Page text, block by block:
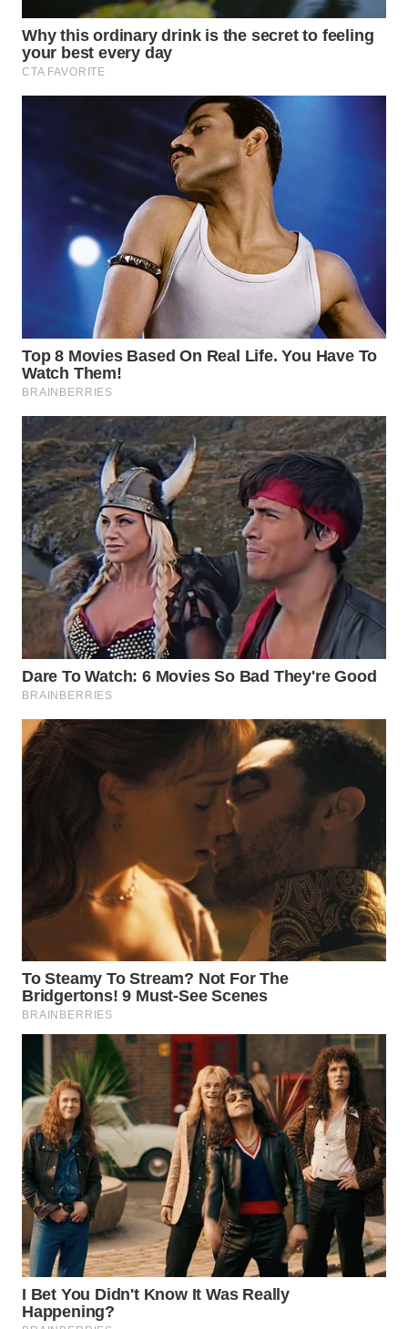
WN
SUMEDANG
SERIBU
WN
TANGERANG
WN
CIREBON
WN
INDRAMAYU
WN
KUNINGAN
WN
MAJALENGKA
WN
SUBANG
SUKABUMI
PURWAKARTA
TIMUR
SEMARANG
WN
SOLO
WN
BOROBUDUR
WN
MADURA
WN
SURABAYA
WN
NATUNA